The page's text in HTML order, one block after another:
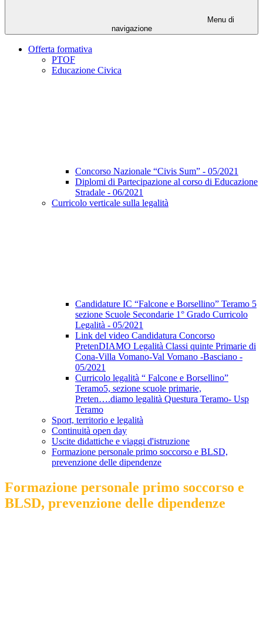
Menu di
navigazione
Offerta formativa
PTOF
Educazione Civica
Concorso Nazionale “Civis Sum” - 05/2021
Diplomi di Partecipazione al corso di Educazione
Stradale - 06/2021
Curricolo verticale sulla legalità
Candidature IC “Falcone e Borsellino” Teramo 5
sezione Scuole Secondarie 1° Grado Curricolo
Legalità - 05/2021
Link del video Candidatura Concorso
PretenDIAMO Legalità Classi quinte Primarie di
Cona-Villa Vomano-Val Vomano -Basciano -
05/2021
Curricolo legalità “ Falcone e Borsellino”
Teramo5, sezione scuole primarie,
Preten….diamo legalità Questura Teramo- Usp
Teramo
Sport, territorio e legalità
Continuità open day
Uscite didattiche e viaggi d'istruzione
Formazione personale primo soccorso e BLSD,
prevenzione delle dipendenze
Formazione personale primo soccorso e
BLSD, prevenzione delle dipendenze